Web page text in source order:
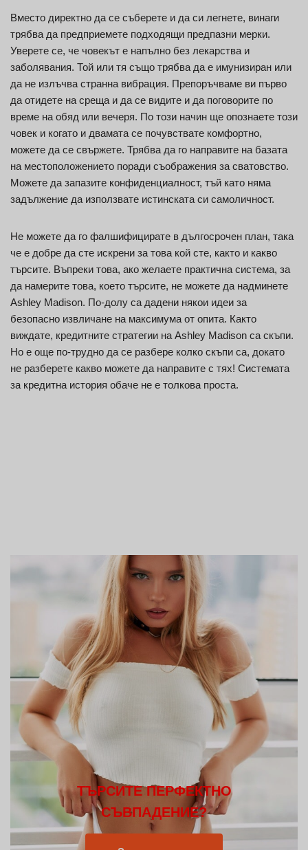
Вместо директно да се съберете и да си легнете, винаги
трябва да предприемете подходящи предпазни мерки.
Уверете се, че човекът е напълно без лекарства и
заболявания. Той или тя също трябва да е имунизиран или
да не излъчва странна вибрация. Препоръчваме ви първо
да отидете на среща и да се видите и да поговорите по
време на обяд или вечеря. По този начин ще опознаете този
човек и когато и двамата се почувствате комфортно,
можете да се свържете. Трябва да го направите на базата
на местоположението поради съображения за сватовство.
Можете да запазите конфиденциалност, тъй като няма
задължение да използвате истинската си самоличност.
Не можете да го фалшифицирате в дългосрочен план, така
че е добре да сте искрени за това кой сте, както и какво
търсите. Въпреки това, ако желаете практична система, за
да намерите това, което търсите, не можете да надминете
Ashley Madison. По-долу са дадени някои идеи за
безопасно извличане на максимума от опита. Както
виждате, кредитните стратегии на Ashley Madison са скъпи.
Но е още по-трудно да се разбере колко скъпи са, докато
не разберете какво можете да направите с тях! Системата
за кредитна история обаче не е толкова проста.
ТЪРСИТЕ ПЕРФЕКТНО
СЪВПАДЕНИЕ?